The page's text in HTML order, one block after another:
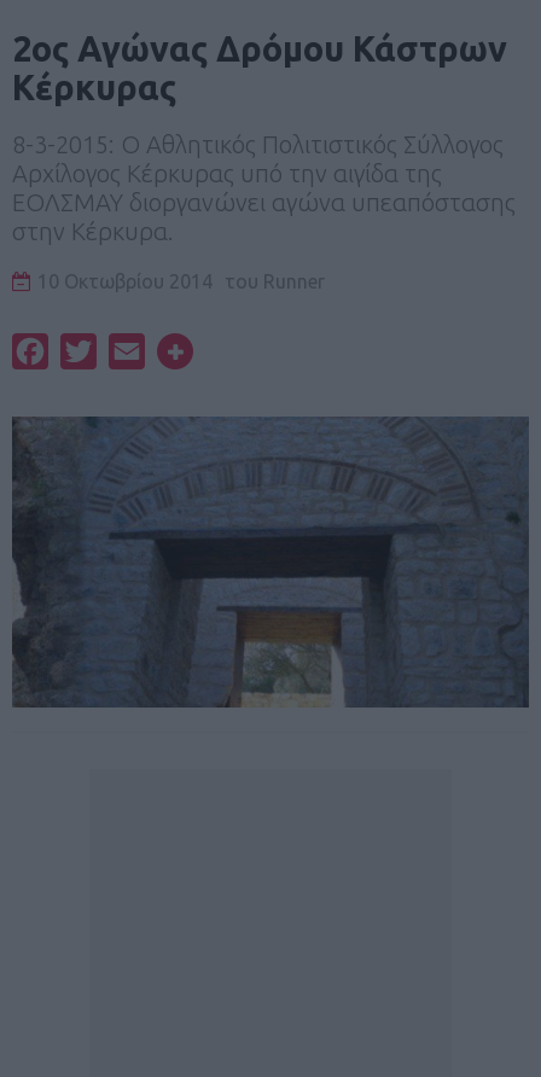
2ος Αγώνας Δρόμου Κάστρων
Κέρκυρας
8-3-2015: Ο Αθλητικός Πολιτιστικός Σύλλογος
Αρχίλογος Κέρκυρας υπό την αιγίδα της
ΕΟΛΣΜΑΥ διοργανώνει αγώνα υπεαπόστασης
στην Κέρκυρα.
10 Οκτωβρίου 2014 του Runner
FacebookTwitterEmail